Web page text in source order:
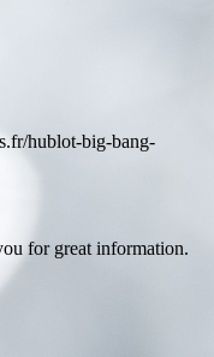
hublot-big-bang-
for great information.